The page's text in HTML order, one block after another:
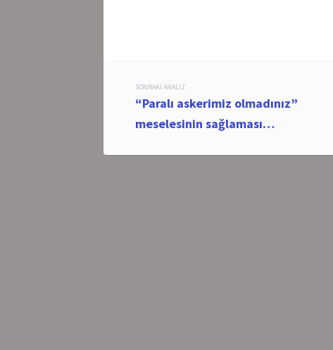
Post
navigation
SONRAKI ANALIZ
“Paralı askerimiz olmadınız”
meselesinin sağlaması…